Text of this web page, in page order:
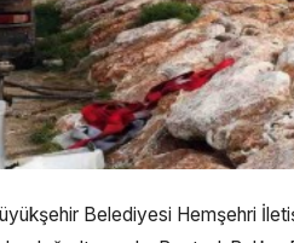
Belediyesi Hemşehri